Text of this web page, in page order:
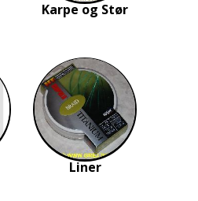
Karpe og Stør
Liner